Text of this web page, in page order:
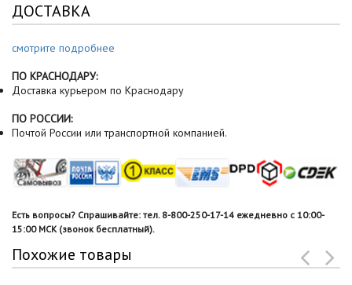
ДОСТАВКА
смотрите подробнее
ПО КРАСНОДАРУ:
Доставка курьером по Краснодару
ПО РОССИИ:
Почтой России или транспортной компанией.
Есть вопросы? Спрашивайте: тел. 8-800-250-17-14 ежедневно с 10:00-
15:00 МСК (звонок бесплатный).
Похожие товары